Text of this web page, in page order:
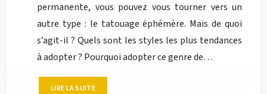
permanente, vous pouvez vous tourner vers un
autre type : le tatouage éphémère. Mais de quoi
s’agit-il ? Quels sont les styles les plus tendances
à adopter ? Pourquoi adopter ce genre de…
LIRE LA SUITE